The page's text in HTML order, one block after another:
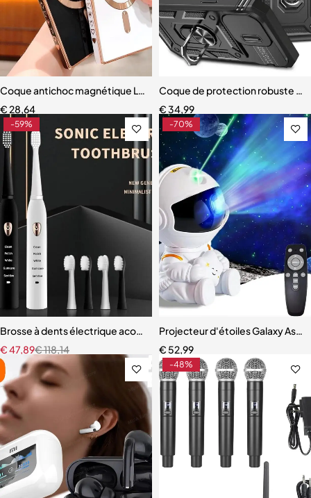
Coque antichoc magnétique Love Coussins pour Samsung
€28,64
Coque de protection robuste
€34,99
-59%
Brosse à dents électrique acoustique classique
€118,14
€47,89
-70%
Projecteur d'étoiles Galaxy
€ 52,99
-48%